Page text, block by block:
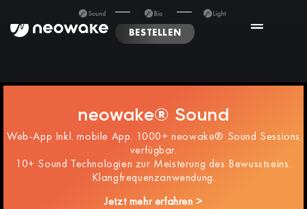
BESTELLEN
neowake® Sound
Web-App Inkl. mobile App. 1000+ neowake® Sound Sessions
verfügbar.
10+ Sound Technologien zur Meisterung des Bewusstseins.
Klangfrequenzanwendung.
Jetzt mehr erfahren >